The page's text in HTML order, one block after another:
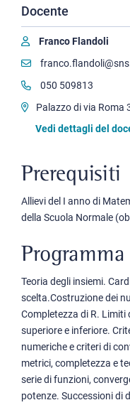
Docente
Franco Flandoli
050 509813
Palazzo di via Roma
Vedi dettagli del
Prerequisiti
Allievi del I anno di
della Scuola Normale
Programma
Teoria degli insiemi.
scelta.Costruzione dei
Completezza di R.
superiore e inferiore.
numeriche e criteri di
metrici, completezza e
serie di funzioni,
potenze. Successioni di